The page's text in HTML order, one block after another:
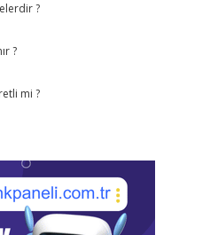
?
?
mi ?